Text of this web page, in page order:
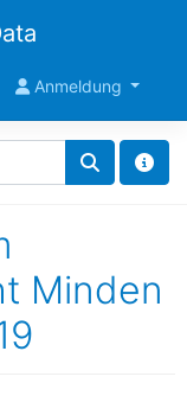
Anmeldung
Minden